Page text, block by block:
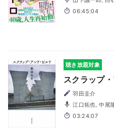
かな恵, 大木咲絵
長谷川天音, 三浦円,
06:45:04
聴き放題対象
スクラップ
羽田圭介
江口拓也, 中尾隆聖, 橋本甜歌, 城雅子, 中島ヨシキ, 森千
晃, 武内駿輔
03:24:07